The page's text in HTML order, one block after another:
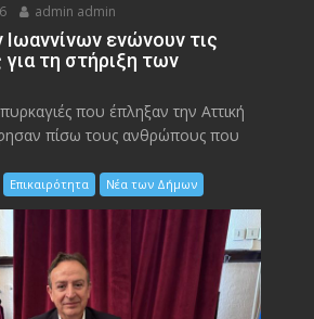
admin admin
ενώνουν τις
για τη στήριξη των
που έπληξαν την Αττική
πίσω τους ανθρώπους που
Επικαιρότητα Νέα των Δήμων